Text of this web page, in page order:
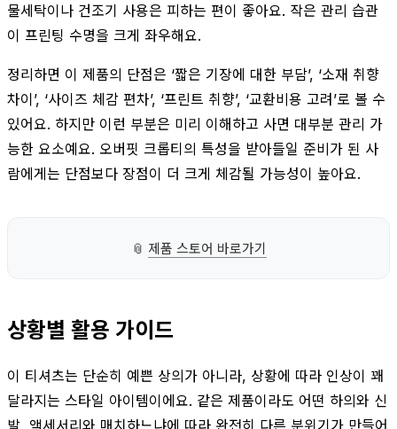
물세탁이나 건조기 사용은 피하는 편이 좋아요. 작은 관리 습관
이 프린팅 수명을 크게 좌우해요.
정리하면 이 제품의 단점은 ‘짧은 기장에 대한 부담’, ‘소재 취향
차이’, ‘사이즈 체감 편차’, ‘프린트 취향’, ‘교환비용 고려’로 볼 수
있어요. 하지만 이런 부분은 미리 이해하고 사면 대부분 관리 가
능한 요소예요. 오버핏 크롭티의 특성을 받아들일 준비가 된 사
람에게는 단점보다 장점이 더 크게 체감될 가능성이 높아요.
📎 제품 스토어 바로가기
상황별 활용 가이드
이 티셔츠는 단순히 예쁜 상의가 아니라, 상황에 따라 인상이 꽤
달라지는 스타일 아이템이에요. 같은 제품이라도 어떤 하의와 신
발, 액세서리와 매치하느냐에 따라 완전히 다른 분위기가 만들어